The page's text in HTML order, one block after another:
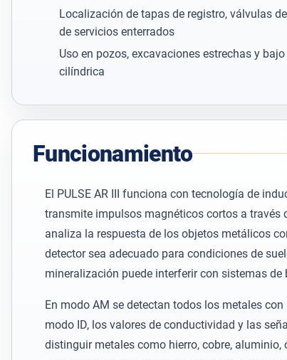
Localización de tapas de registro, válvulas
de servicios enterrados
Uso en pozos, excavaciones estrechas y
cilíndrica
Funcionamiento
El PULSE AR III funciona con tecnología de
transmite impulsos magnéticos cortos a través
analiza la respuesta de los objetos metálicos
detector sea adecuado para condiciones de
mineralización puede interferir con sistemas de
En modo AM se detectan todos los metales
modo ID, los valores de conductividad y las
distinguir metales como hierro, cobre, aluminio,